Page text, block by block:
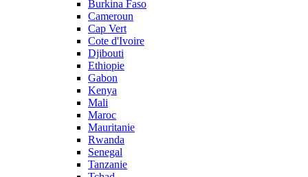
Burkina Faso
Cameroun
Cap Vert
Cote d'Ivoire
Djibouti
Ethiopie
Gabon
Kenya
Mali
Maroc
Mauritanie
Rwanda
Senegal
Tanzanie